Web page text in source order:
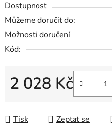
Dostupnost
Můžeme doručit do:
Možnosti doručení
Kód:
2 028 Kč
Tisk Zeptat se